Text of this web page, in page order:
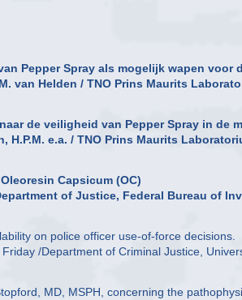
Pepper Spray als mogelijk wapen voor
van Helden / TNO Prins Maurits
de veiligheid van Pepper Spray in de
H.P.M. e.a. / TNO Prins Maurits
Capsicum (OC)
of Justice, Federal Bureau of
on police officer use-of-force decisions.
/Department of Criminal Justice,
MD, MSPH, concerning the